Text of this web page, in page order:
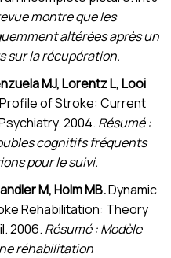
montre que les
altérées après un
sur la récupération.
MJ, Lorentz L, Looi
of Stroke: Current
2004. Résumé :
cognitifs fréquents
pour le suivi.
M, Holm MB.Dynamic
Rehabilitation: Theory
2006. Résumé : Modèle
réhabilitation